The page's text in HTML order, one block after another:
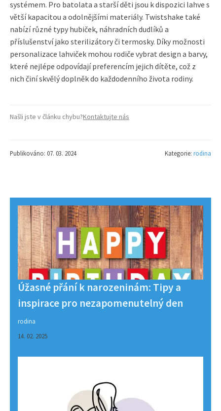
systémem. Pro batolata a starší děti jsou k dispozici lahve s
větší kapacitou a odolnějšími materiály. Twistshake také
nabízí různé typy hubiček, náhradních dudlíků a
příslušenství jako sterilizátory či termosky. Díky možnosti
personalizace lahviček mohou rodiče vybrat design a barvy,
které nejlépe odpovídají preferencím jejich dítěte, což z
nich činí skvělý doplněk do každodenního života rodiny.
Našli jste v článku chybu?Kontaktujte nás
Publikováno: 07. 03. 2024 Kategorie: rodina
Úžasné přání k narozeninám: Tipy a
inspirace pro nezapomenutelný den
rodina
14. 02. 2025